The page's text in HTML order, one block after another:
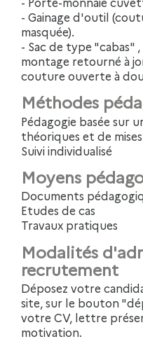
- Gainage d'outil
masquée).
- Sac de type "cabas"
montage retourné à
couture ouverte à
Méthodes
Pédagogie basée sur une alternance d’apports
théoriques et de
Suivi individualisé
Moyens
Documents
Etudes de cas
Travaux pratiques
Modalités
recrutement
Déposez votre candidature directement sur le
site, sur le bouton
votre CV, lettre
motivation.